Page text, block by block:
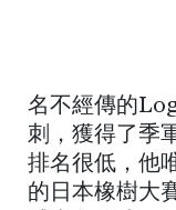
名不經傳的
刺，獲得了季
排名很低，他
的日本橡樹大